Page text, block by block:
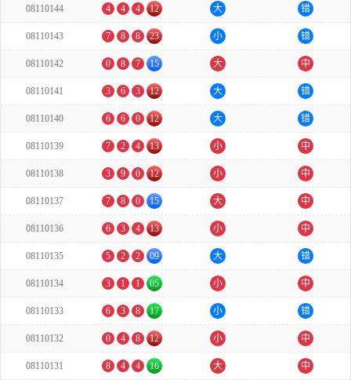
08110144 4 4 4 12 大 错
08110143 7 8 8 23 小 错
08110142 0 8 7 15 大 中
08110141 3 6 3 12 大 错
08110140 6 6 0 12 大 错
08110139 7 2 4 13 小 中
08110138 3 9 0 12 小 中
08110137 7 8 0 15 大 中
08110136 6 3 4 13 小 中
08110135 5 2 2 09 大 错
08110134 3 1 1 05 小 中
08110133 6 3 8 17 小 错
08110132 0 4 8 12 小 中
08110131 8 4 4 16 大 中